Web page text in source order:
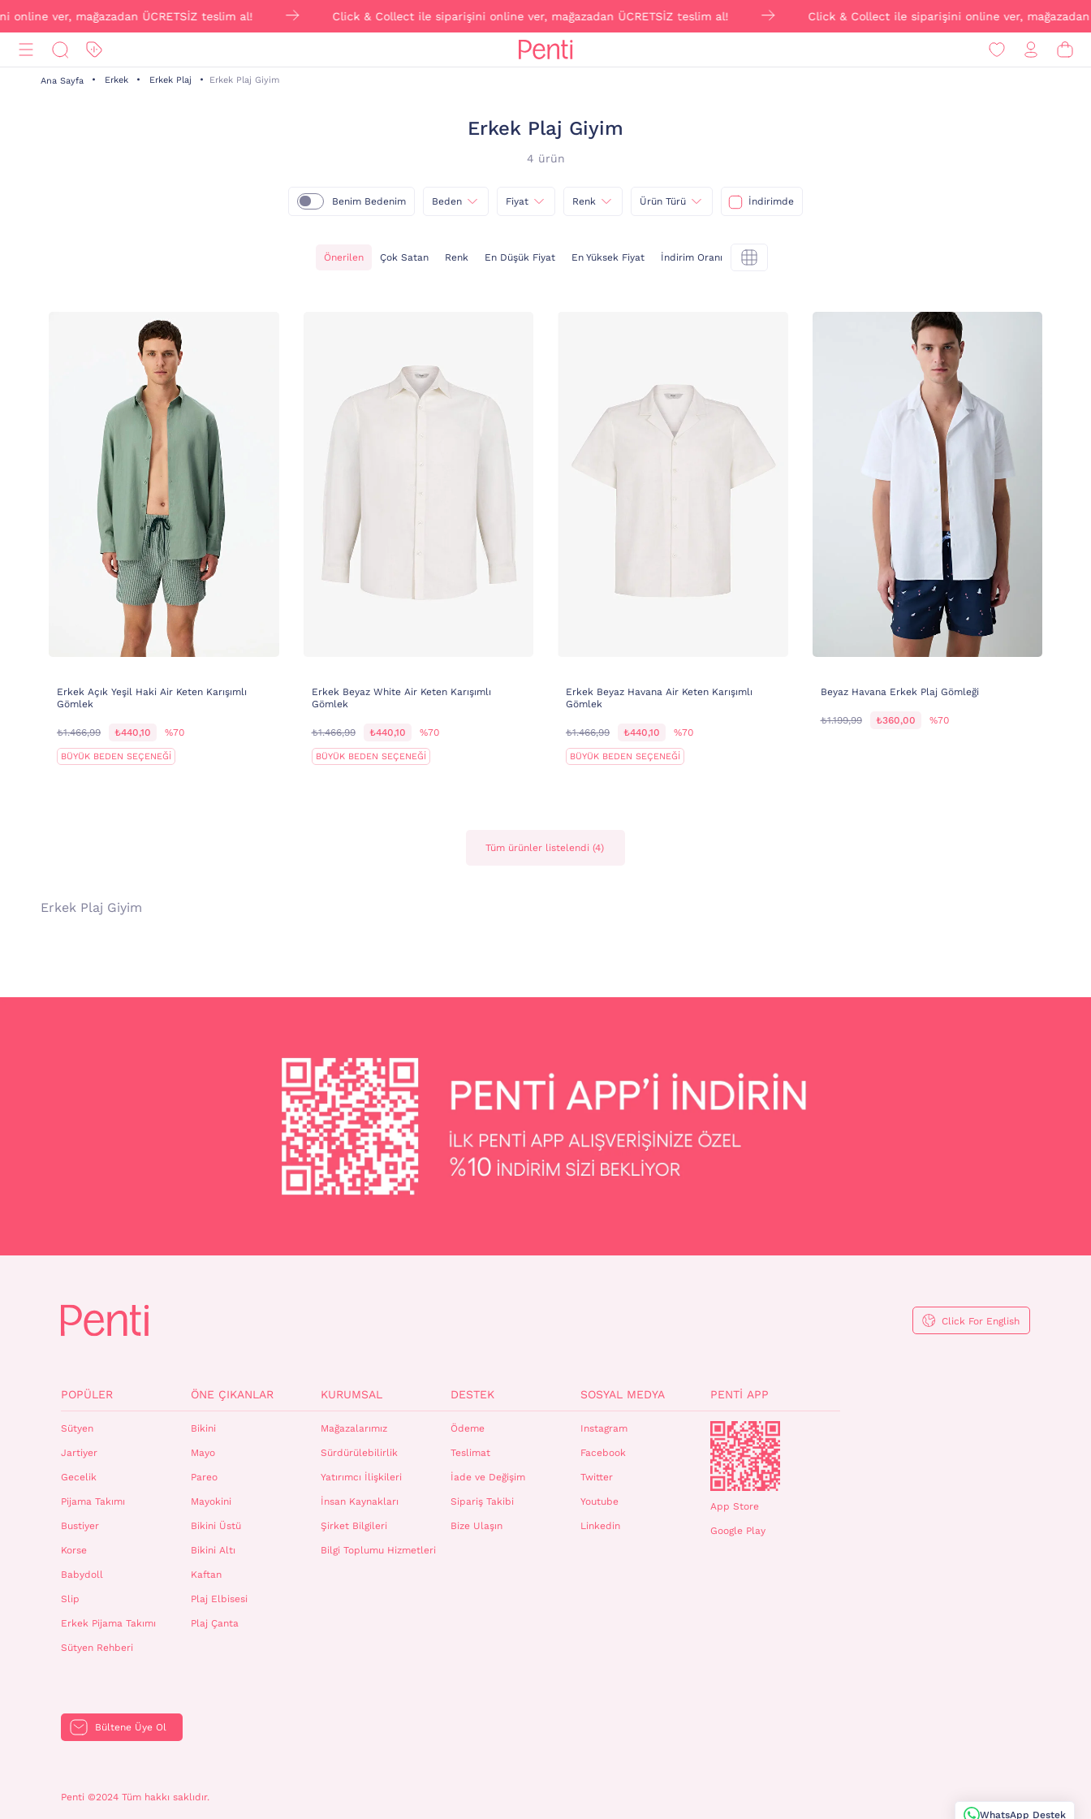
ver, mağazadan ÜCRETSİZ teslim al! Click & Collect ile siparişini online ver, mağazadan ÜCRETSİZ teslim al! Click & Collect ile siparişini online ver, mağazadan
Ana Sayfa Erkek Erkek Plaj Erkek Plaj Giyim
Erkek Plaj Giyim
4 ürün
Benim Bedenim Beden Fiyat Renk Ürün Türü İndirimde
Önerilen Çok Satan Renk En Düşük Fiyat En Yüksek Fiyat İndirim Oranı
Erkek Açık Yeşil Haki Air Keten Karışımlı
Gömlek
₺1.466,99 ₺440,10 %70
BÜYÜK BEDEN SEÇENEĞİ
Erkek Beyaz White Air Keten Karışımlı
Gömlek
₺1.466,99 ₺440,10 %70
BÜYÜK BEDEN SEÇENEĞİ
Erkek Beyaz Havana Air Keten Karışımlı
Gömlek
₺1.466,99 ₺440,10 %70
BÜYÜK BEDEN SEÇENEĞİ
Beyaz Havana Erkek Plaj Gömleği
₺1.199,99 ₺360,00 %70
Tüm ürünler listelendi (4)
Erkek Plaj Giyim
Click For English
POPÜLER
Sütyen
Jartiyer
Gecelik
Pijama Takımı
Bustiyer
Korse
Babydoll
Slip
Erkek Pijama Takımı
Sütyen Rehberi
ÖNE ÇIKANLAR
Bikini
Mayo
Pareo
Mayokini
Bikini Üstü
Bikini Altı
Kaftan
Plaj Elbisesi
Plaj Çanta
KURUMSAL
Mağazalarımız
Sürdürülebilirlik
Yatırımcı İlişkileri
İnsan Kaynakları
Şirket Bilgileri
Bilgi Toplumu Hizmetleri
DESTEK
Ödeme
Teslimat
İade ve Değişim
Sipariş Takibi
Bize Ulaşın
SOSYAL MEDYA
Instagram
Facebook
Twitter
Youtube
Linkedin
PENTI APP
App Store
Google Play
Bültene Üye Ol
Penti ©2024 Tüm hakkı saklıdır.
WhatsApp Destek